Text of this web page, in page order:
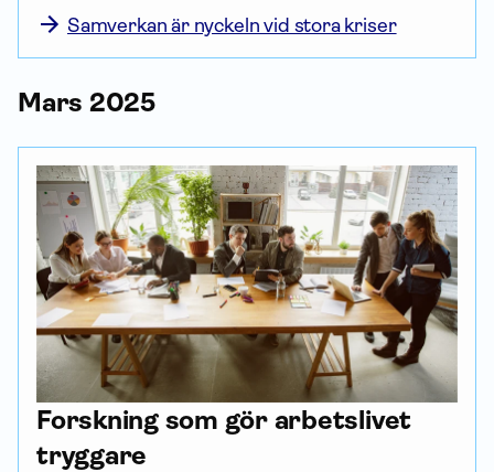
Samverkan är nyckeln vid stora kriser
Mars 2025
Forskning som gör arbetslivet
tryggare